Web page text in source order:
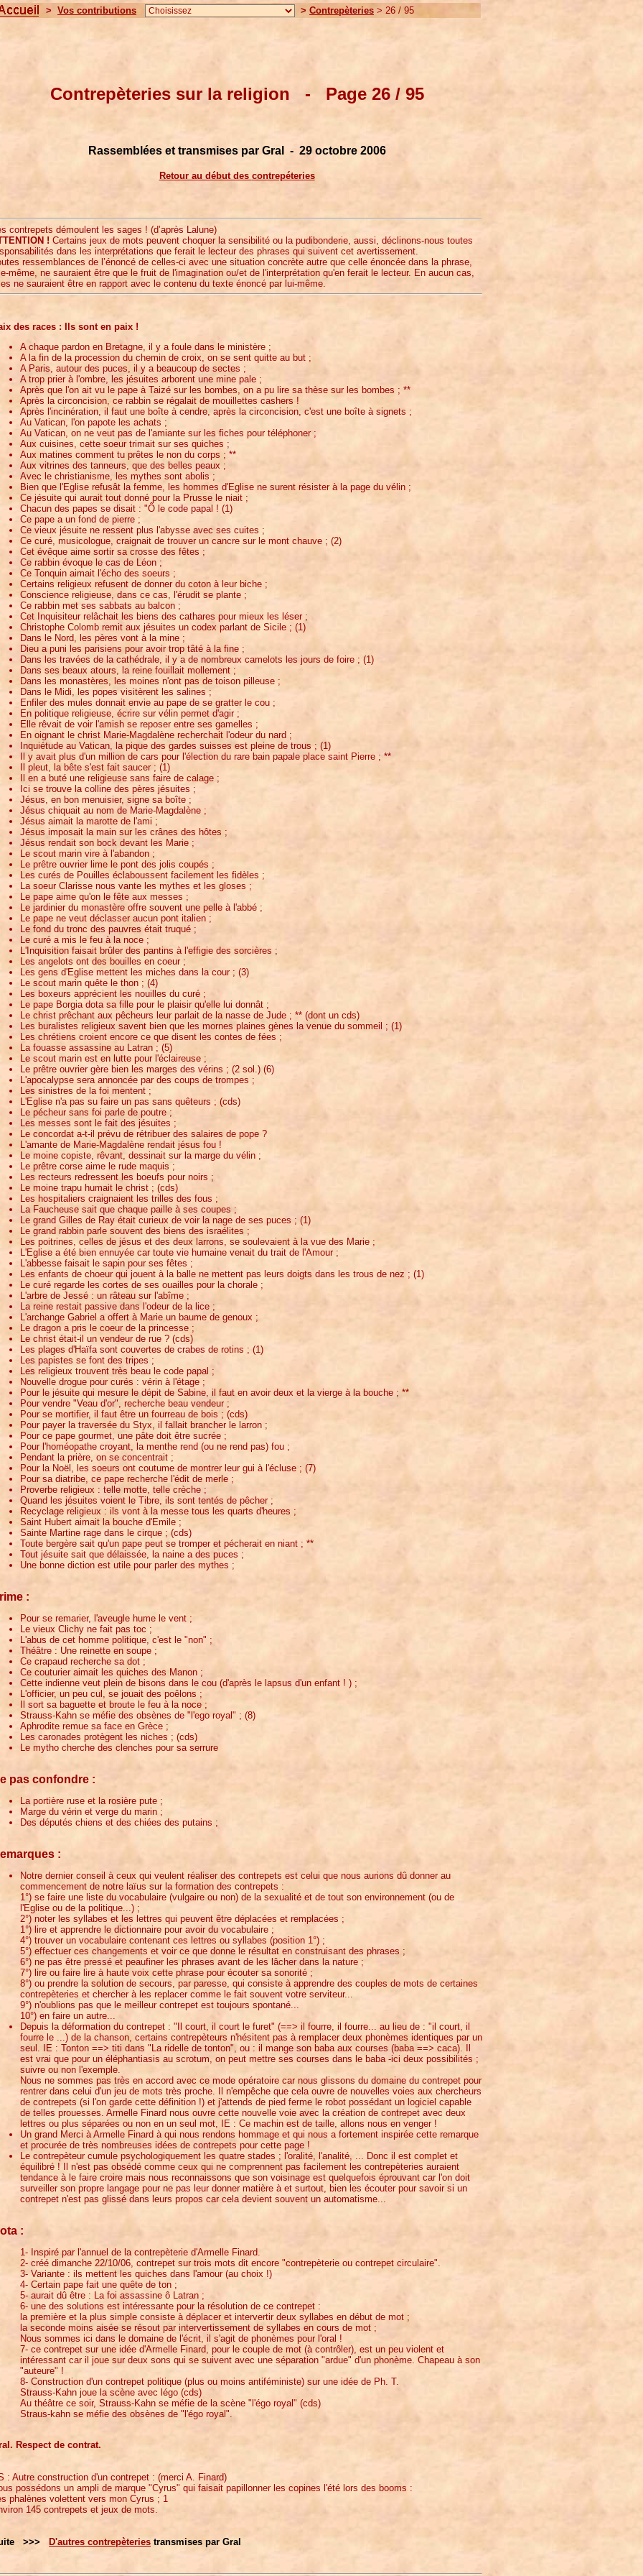
> Vos contributions > Contrepèteries > 26 / 95
Contrepèteries sur la religion - Page 26/ 95
Rassemblées et transmises par Gral - 29 octobre 2006
Retour au début des contrepéteries
contrepets démoulent les sages ! (d’après Lalune)
! Certains jeux de mots peuvent choquer la sensibilité ou la pudibonderie, aussi, déclinons-nous toutes
dans les interprétations que ferait le lecteur des phrases qui suivent cet avertissement.
ressemblances de l’énoncé de celles-ci avec une situation concrète autre que celle énoncée dans la phrase,
même, ne sauraient être que le fruit de l'imagination ou/et de l'interprétation qu'en ferait le lecteur. En aucun cas,
ne sauraient être en rapport avec le contenu du texte énoncé par lui-même.
des races : Ils sont en paix !
A chaque pardon en Bretagne, il y a foule dans le ministère ;
A la fin de la procession du chemin de croix, on se sent quitte au but ;
A Paris, autour des puces, il y a beaucoup de sectes ;
A trop prier à l'ombre, les jésuites arborent une mine pale ;
Après que l'on ait vu le pape à Taizé sur les bombes, on a pu lire sa thèse sur les bombes ; **
Après la circoncision, ce rabbin se régalait de mouillettes cashers !
Après l'incinération, il faut une boîte à cendre, après la circoncision, c'est une boîte à signets ;
Au Vatican, l'on papote les achats ;
Au Vatican, on ne veut pas de l'amiante sur les fiches pour téléphoner ;
Aux cuisines, cette soeur trimait sur ses quiches ;
Aux matines comment tu prêtes le non du corps ; **
Aux vitrines des tanneurs, que des belles peaux ;
Avec le christianisme, les mythes sont abolis ;
Bien que l'Eglise refusât la femme, les hommes d'Eglise ne surent résister à la page du vélin ;
Ce jésuite qui aurait tout donné pour la Prusse le niait ;
Chacun des papes se disait : "Ô le code papal ! (1)
Ce pape a un fond de pierre ;
Ce vieux jésuite ne ressent plus l'abysse avec ses cuites ;
Ce curé, musicologue, craignait de trouver un cancre sur le mont chauve ; (2)
Cet évêque aime sortir sa crosse des fêtes ;
Ce rabbin évoque le cas de Léon ;
Ce Tonquin aimait l'écho des soeurs ;
Certains religieux refusent de donner du coton à leur biche ;
Conscience religieuse, dans ce cas, l'érudit se plante ;
Ce rabbin met ses sabbats au balcon ;
Cet Inquisiteur relâchait les biens des cathares pour mieux les léser ;
Christophe Colomb remit aux jésuites un codex parlant de Sicile ; (1)
Dans le Nord, les pères vont à la mine ;
Dieu a puni les parisiens pour avoir trop tâté à la fine ;
Dans les travées de la cathédrale, il y a de nombreux camelots les jours de foire ; (1)
Dans ses beaux atours, la reine fouillait mollement ;
Dans les monastères, les moines n'ont pas de toison pilleuse ;
Dans le Midi, les popes visitèrent les salines ;
Enfiler des mules donnait envie au pape de se gratter le cou ;
En politique religieuse, écrire sur vélin permet d'agir ;
Elle rêvait de voir l'amish se reposer entre ses gamelles ;
En oignant le christ Marie-Magdalène recherchait l'odeur du nard ;
Inquiétude au Vatican, la pique des gardes suisses est pleine de trous ; (1)
Il y avait plus d'un million de cars pour l'élection du rare bain papale place saint Pierre ; **
Il pleut, la bête s'est fait saucer ; (1)
Il en a buté une religieuse sans faire de calage ;
Ici se trouve la colline des pères jésuites ;
Jésus, en bon menuisier, signe sa boîte ;
Jésus chiquait au nom de Marie-Magdalène ;
Jésus aimait la marotte de l'ami ;
Jésus imposait la main sur les crânes des hôtes ;
Jésus rendait son bock devant les Marie ;
Le scout marin vire à l'abandon ;
Le prêtre ouvrier lime le pont des jolis coupés ;
Les curés de Pouilles éclaboussent facilement les fidèles ;
La soeur Clarisse nous vante les mythes et les gloses ;
Le pape aime qu'on le fête aux messes ;
Le jardinier du monastère offre souvent une pelle à l'abbé ;
Le pape ne veut déclasser aucun pont italien ;
Le fond du tronc des pauvres était truqué ;
Le curé a mis le feu à la noce ;
L'Inquisition faisait brûler des pantins à l'effigie des sorcières ;
Les angelots ont des bouilles en coeur ;
Les gens d'Eglise mettent les miches dans la cour ; (3)
Le scout marin quête le thon ; (4)
Les boxeurs apprécient les nouilles du curé ;
Le pape Borgia dota sa fille pour le plaisir qu'elle lui donnât ;
Le christ prêchant aux pêcheurs leur parlait de la nasse de Jude ; ** (dont un cds)
Les buralistes religieux savent bien que les mornes plaines gènes la venue du sommeil ; (1)
Les chrétiens croient encore ce que disent les contes de fées ;
La fouasse assassine au Latran ; (5)
Le scout marin est en lutte pour l'éclaireuse ;
Le prêtre ouvrier gère bien les marges des vérins ; (2 sol.) (6)
L'apocalypse sera annoncée par des coups de trompes ;
Les sinistres de la foi mentent ;
L'Eglise n'a pas su faire un pas sans quêteurs ; (cds)
Le pécheur sans foi parle de poutre ;
Les messes sont le fait des jésuites ;
Le concordat a-t-il prévu de rétribuer des salaires de pope ?
L'amante de Marie-Magdalène rendait jésus fou !
Le moine copiste, rêvant, dessinait sur la marge du vélin ;
Le prêtre corse aime le rude maquis ;
Les recteurs redressent les boeufs pour noirs ;
Le moine trapu humait le christ ; (cds)
Les hospitaliers craignaient les trilles des fous ;
La Faucheuse sait que chaque paille à ses coupes ;
Le grand Gilles de Ray était curieux de voir la nage de ses puces ; (1)
Le grand rabbin parle souvent des biens des israélites ;
Les poitrines, celles de jésus et des deux larrons, se soulevaient à la vue des Marie ;
L'Eglise a été bien ennuyée car toute vie humaine venait du trait de l'Amour ;
L'abbesse faisait le sapin pour ses fêtes ;
Les enfants de choeur qui jouent à la balle ne mettent pas leurs doigts dans les trous de nez ; (1)
Le curé regarde les cortes de ses ouailles pour la chorale ;
L'arbre de Jessé : un râteau sur l'abîme ;
La reine restait passive dans l'odeur de la lice ;
L'archange Gabriel a offert à Marie un baume de genoux ;
Le dragon a pris le coeur de la princesse ;
Le christ était-il un vendeur de rue ? (cds)
Les plages d'Haïfa sont couvertes de crabes de rotins ; (1)
Les papistes se font des tripes ;
Les religieux trouvent très beau le code papal ;
Nouvelle drogue pour curés : vérin à l'étage ;
Pour le jésuite qui mesure le dépit de Sabine, il faut en avoir deux et la vierge à la bouche ; **
Pour vendre "Veau d'or", recherche beau vendeur ;
Pour se mortifier, il faut être un fourreau de bois ; (cds)
Pour payer la traversée du Styx, il fallait brancher le larron ;
Pour ce pape gourmet, une pâte doit être sucrée ;
Pour l'homéopathe croyant, la menthe rend (ou ne rend pas) fou ;
Pendant la prière, on se concentrait ;
Pour la Noël, les soeurs ont coutume de montrer leur gui à l'écluse ; (7)
Pour sa diatribe, ce pape recherche l'édit de merle ;
Proverbe religieux : telle motte, telle crèche ;
Quand les jésuites voient le Tibre, ils sont tentés de pêcher ;
Recyclage religieux : ils vont à la messe tous les quarts d'heures ;
Saint Hubert aimait la bouche d'Emile ;
Sainte Martine rage dans le cirque ; (cds)
Toute bergère sait qu'un pape peut se tromper et pécherait en niant ; **
Tout jésuite sait que délaissée, la naine a des puces ;
Une bonne diction est utile pour parler des mythes ;
:
Pour se remarier, l'aveugle hume le vent ;
Le vieux Clichy ne fait pas toc ;
L'abus de cet homme politique, c'est le "non" ;
Théâtre : Une reinette en soupe ;
Ce crapaud recherche sa dot ;
Ce couturier aimait les quiches des Manon ;
Cette indienne veut plein de bisons dans le cou (d'après le lapsus d'un enfant ! ) ;
L'officier, un peu cul, se jouait des poêlons ;
Il sort sa baguette et broute le feu à la noce ;
Strauss-Kahn se méfie des obsènes de "l'ego royal" ; (8)
Aphrodite remue sa face en Grèce ;
Les caronades protègent les niches ; (cds)
Le mytho cherche des clenches pour sa serrure
pas confondre :
La portière ruse et la rosière pute ;
Marge du vérin et verge du marin ;
Des députés chiens et des chiées des putains ;
:
Notre dernier conseil à ceux qui veulent réaliser des contrepets est celui que nous aurions dû donner au
commencement de notre laïus sur la formation des contrepets :
1°) se faire une liste du vocabulaire (vulgaire ou non) de la sexualité et de tout son environnement (ou de
l'Eglise ou de la politique...) ;
2°) noter les syllabes et les lettres qui peuvent être déplacées et remplacées ;
1°) lire et apprendre le dictionnaire pour avoir du vocabulaire ;
4°) trouver un vocabulaire contenant ces lettres ou syllabes (position 1°) ;
5°) effectuer ces changements et voir ce que donne le résultat en construisant des phrases ;
6°) ne pas être pressé et peaufiner les phrases avant de les lâcher dans la nature ;
7°) lire ou faire lire à haute voix cette phrase pour écouter sa sonorité ;
8°) ou prendre la solution de secours, par paresse, qui consiste à apprendre des couples de mots de certaines
contrepèteries et chercher à les replacer comme le fait souvent votre serviteur...
9°) n'oublions pas que le meilleur contrepet est toujours spontané...
10°) en faire un autre...
Depuis la déformation du contrepet : "Il court, il court le furet" (==> il fourre, il fourre... au lieu de : "il court, il
fourre le ...) de la chanson, certains contrepèteurs n'hésitent pas à remplacer deux phonèmes identiques par un
seul. IE : Tonton ==> titi dans "La ridelle de tonton", ou : il mange son baba aux courses (baba ==> caca). Il
est vrai que pour un éléphantiasis au scrotum, on peut mettre ses courses dans le baba -ici deux possibilités ;
suivre ou non l'exemple.
Nous ne sommes pas très en accord avec ce mode opératoire car nous glissons du domaine du contrepet pour
rentrer dans celui d'un jeu de mots très proche. Il n'empêche que cela ouvre de nouvelles voies aux chercheurs
de contrepets (si l'on garde cette définition !) et j'attends de pied ferme le robot possédant un logiciel capable
de telles prouesses. Armelle Finard nous ouvre cette nouvelle voie avec la création de contrepet avec deux
lettres ou plus séparées ou non en un seul mot, IE : Ce machin est de taille, allons nous en venger !
Un grand Merci à Armelle Finard à qui nous rendons hommage et qui nous a fortement inspirée cette remarque
et procurée de très nombreuses idées de contrepets pour cette page !
Le contrepèteur cumule psychologiquement les quatre stades ; l'oralité, l'analité, ... Donc il est complet et
équilibré ! Il n'est pas obsédé comme ceux qui ne comprennent pas facilement les contrepèteries auraient
tendance à le faire croire mais nous reconnaissons que son voisinage est quelquefois éprouvant car l'on doit
surveiller son propre langage pour ne pas leur donner matière à et surtout, bien les écouter pour savoir si un
contrepet n'est pas glissé dans leurs propos car cela devient souvent un automatisme...
:
1- Inspiré par l'annuel de la contrepèterie d'Armelle Finard.
2- créé dimanche 22/10/06, contrepet sur trois mots dit encore "contrepèterie ou contrepet circulaire".
3- Variante : ils mettent les quiches dans l'amour (au choix !)
4- Certain pape fait une quête de ton ;
5- aurait dû être : La foi assassine ô Latran ;
6- une des solutions est intéressante pour la résolution de ce contrepet :
la première et la plus simple consiste à déplacer et intervertir deux syllabes en début de mot ;
la seconde moins aisée se résout par intervertissement de syllabes en cours de mot ;
Nous sommes ici dans le domaine de l'écrit, il s'agit de phonèmes pour l'oral !
7- ce contrepet sur une idée d'Armelle Finard, pour le couple de mot (à contrôler), est un peu violent et
intéressant car il joue sur deux sons qui se suivent avec une séparation "ardue" d'un phonème. Chapeau à son
"auteure" !
8- Construction d'un contrepet politique (plus ou moins antiféministe) sur une idée de Ph. T.
Strauss-Kahn joue la scène avec légo (cds)
Au théâtre ce soir, Strauss-Kahn se méfie de la scène "l'égo royal" (cds)
Straus-kahn se méfie des obsènes de "l'égo royal".
Respect de contrat.
: Autre construction d'un contrepet : (merci A. Finard)
possédons un ampli de marque "Cyrus" qui faisait papillonner les copines l'été lors des booms :
phalènes volettent vers mon Cyrus ; 1
145 contrepets et jeux de mots.
>>> D'autres contrepèteries transmises par Gral